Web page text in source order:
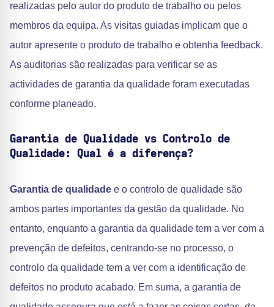
realizadas pelo autor do produto de trabalho ou pelos
membros da equipa. As visitas guiadas implicam que o
autor apresente o produto de trabalho e obtenha feedback.
As auditorias são realizadas para verificar se as
actividades de garantia da qualidade foram executadas
conforme planeado.
Garantia de Qualidade vs Controlo de
Qualidade: Qual é a diferença?
Garantia de qualidade e o controlo de qualidade são
ambos partes importantes da gestão da qualidade. No
entanto, enquanto a garantia da qualidade tem a ver com a
prevenção de defeitos, centrando-se no processo, o
controlo da qualidade tem a ver com a identificação de
defeitos no produto acabado. Em suma, a garantia de